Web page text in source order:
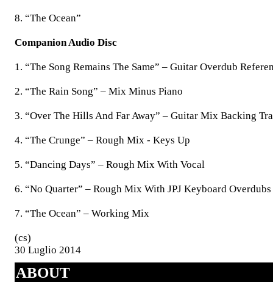
8. “The Ocean”
Companion Audio Disc
1. “The Song Remains The Same” – Guitar Overdub
2. “The Rain Song” – Mix Minus Piano
3. “Over The Hills And Far Away” – Guitar Mix Backing
4. “The Crunge” – Rough Mix - Keys Up
5. “Dancing Days” – Rough Mix With Vocal
6. “No Quarter” – Rough Mix With JPJ Keyboard
7. “The Ocean” – Working Mix
(cs)
30 Luglio 2014
ABOUT